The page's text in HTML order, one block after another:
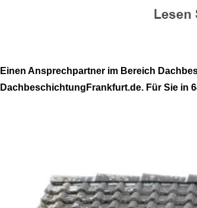
Einen Ansprechpartner im Bereich
DachbeschichtungFrankfurt.de. Für Sie in